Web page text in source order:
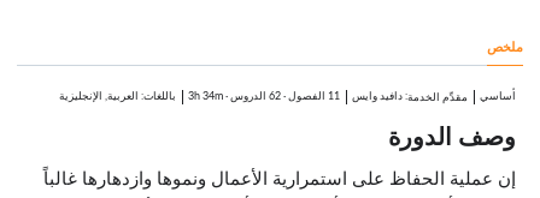
موقع إلكتروني
9:08
هيئات وإعلانات محلية
2:40
المنشورات الورقية
4:38
الإذاعة والتلفاز
ملخص
أساسي مقدِّم الخدمة: دافيد وايس 11 الفصول · 62 الدروس ·
3h 34m باللغات: العربية, الإنجليزية
وصف الدورة
إن عملية الحفاظ على استمرارية الأعمال ونموها وازدهارها غالباً